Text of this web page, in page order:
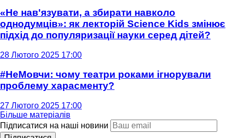
«Не нав'язувати, а збирати навколо
однодумців»: як лекторій Science Kids змінює
підхід до популяризації науки серед дітей?
28 Лютого 2025 17:00
#НеМовчи: чому театри роками ігнорували
проблему харасменту?
27 Лютого 2025 17:00
Більше матеріалів
Підписатися на наші новини